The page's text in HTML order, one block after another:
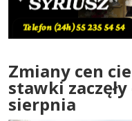
Zmiany cen
stawki
sierpnia